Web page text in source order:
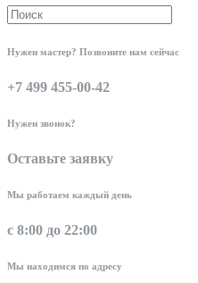
Нужен мастер? Позвоните нам сейчас
+7 499 455-00-42
Нужен звонок?
Оставьте заявку
Мы работаем каждый день
с 8:00 до 22:00
Мы находимся по адресу